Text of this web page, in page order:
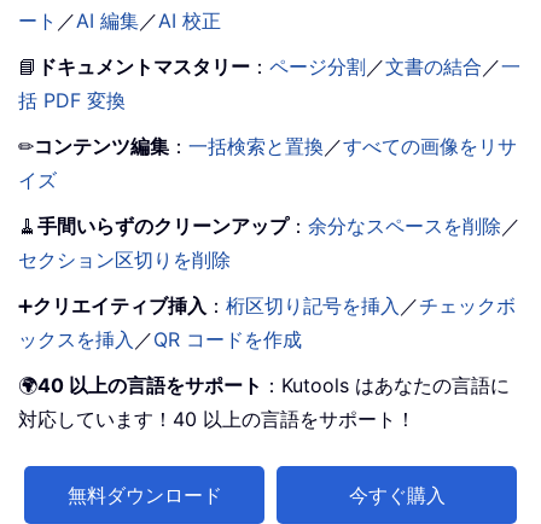
ート ／AI 編集／AI 校正
📘 ドキュメントマスタリー ： ページ分割 ／文書の結合 ／一
括 PDF 変換
✏コンテンツ編集 ： 一括検索と置換 ／すべての画像をリサ
イズ
🧹 手間いらずのクリーンアップ： 余分なスペースを削除 ／
セクション区切りを削除
➕クリエイティブ挿入 ： 桁区切り記号を挿入 ／チェックボ
ックスを挿入 ／QR コードを作成
🌍40 以上の言語をサポート ：Kutools はあなたの言語に
対応しています！40 以上の言語をサポート！
無料ダウンロード 今すぐ購入